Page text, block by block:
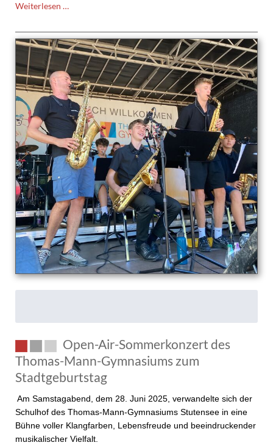
Weiterlesen …
TMGs
am
13.12.2025
Open-Air-Sommerkonzert des
Thomas-Mann-Gymnasiums zum
Stadtgeburtstag
Am Samstagabend, dem 28. Juni 2025, verwandelte sich der
Schulhof des Thomas-Mann-Gymnasiums Stutensee in eine
Bühne voller Klangfarben, Lebensfreude und beeindruckender
musikalischer Vielfalt.